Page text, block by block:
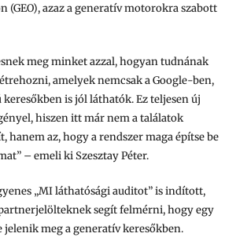
(GEO), azaz a generatív motorokra szabott
meg minket azzal, hogyan tudnának
amelyek nemcsak a Google-ben,
is jól láthatók. Ez teljesen új
hiszen itt már nem a találatok
hanem az, hogy a rendszer maga építse be
– emeli ki Szesztay Péter.
„MI láthatósági auditot” is indított,
segít felmérni, hogy egy
meg a generatív keresőkben.